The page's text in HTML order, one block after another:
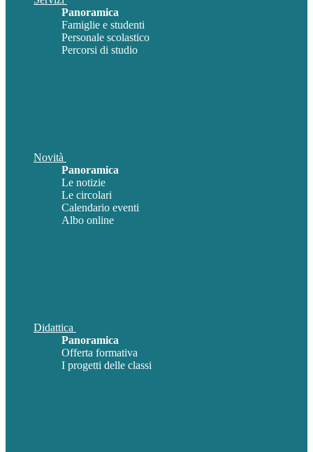
Panoramica
Famiglie e studenti
Personale scolastico
Percorsi di studio
Novità
Panoramica
Le notizie
Le circolari
Calendario eventi
Albo online
Didattica
Panoramica
Offerta formativa
I progetti delle classi